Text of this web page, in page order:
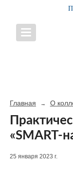
Главная → О
«SMART-
25 января 2023 г.